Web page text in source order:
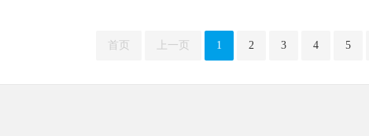
首页 上一页 1 2 3 4 5